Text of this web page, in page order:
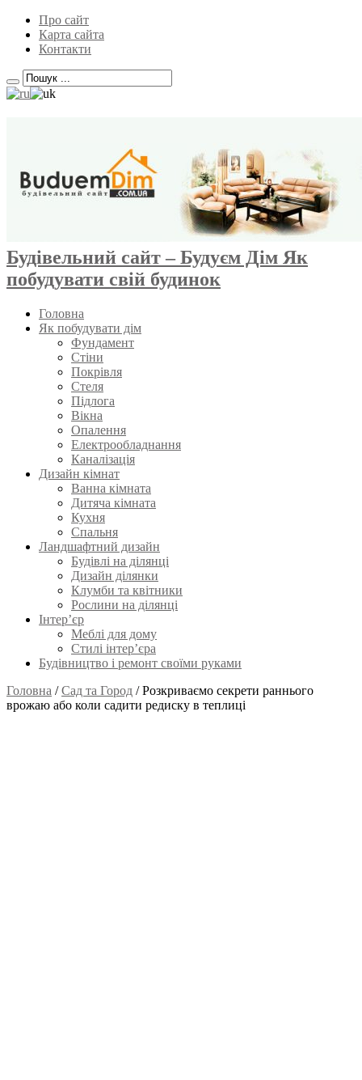
Про сайт
Карта сайта
Контакти
Будівельний сайт – Будуєм Дім Як
побудувати свій будинок
Головна
Як побудувати дім
Фундамент
Стіни
Покрівля
Стеля
Підлога
Вікна
Опалення
Електрообладнання
Каналізація
Дизайн кімнат
Ванна кімната
Дитяча кімната
Кухня
Спальня
Ландшафтний дизайн
Будівлі на ділянці
Дизайн ділянки
Клумби та квітники
Рослини на ділянці
Інтер’єр
Меблі для дому
Стилі інтер’єра
Будівництво і ремонт своїми руками
Головна /Сад та Город /Розкриваємо секрети раннього
врожаю або коли садити редиску в теплиці